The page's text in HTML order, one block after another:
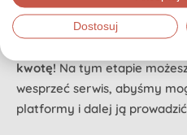
kwotę! Na tym etapie
wesprzeć serwis, abyśmy
platformy i dalej ją
Dostosuj